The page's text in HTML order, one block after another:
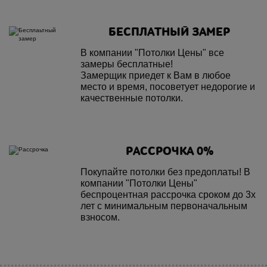
БЕСПЛАТНЫЙ ЗАМЕР
В компании "Потолки Цены" все
замеры бесплатные!
Замерщик приедет к Вам в любое
место и время, посоветует недорогие и
качественные потолки.
РАССРОЧКА 0%
Покупайте потолки без предоплаты! В
компании "Потолки Цены"
беспроцентная рассрочка сроком до 3х
лет с минимальным первоначальным
взносом.